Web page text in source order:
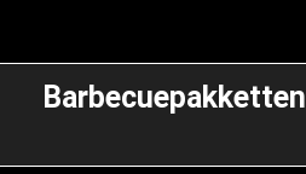
Barbecuepakketten